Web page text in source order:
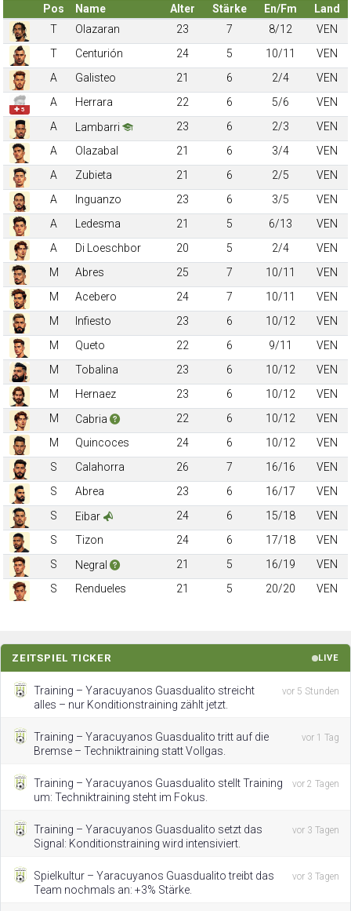
Pos Name Alter Stärke En/Fm
Land
T
Olazaran 23 7 8/12
VEN
T
Centurión 24 5 10/11
VEN
A
Galisteo 21 6 2/4 VEN
✚ 5
A Herrara 22 6 5/6
VEN
A
Lambarri 23 6 2/3
VEN
A
Olazabal 21 6 3/4
VEN
A
Zubieta 21 6 2/5
VEN
A
Inguanzo 23 6 3/5
VEN
A
Ledesma 21 5 6/13
VEN
A
Di Loeschbor 20 5 2/4
VEN
M
Abres 25 7 10/11
VEN
M
Acebero 24 7 10/11
VEN
M
Infiesto 23 6 10/12
VEN
M
Queto 22 6 9/11
VEN
M
Tobalina 23 6 10/12
VEN
M
Hernaez 23 6 10/12
VEN
M
Cabria 22 6 10/12
VEN
M
Quincoces 24 6 10/12
VEN
S
Calahorra 26 7 16/16
VEN
S
Abrea 23 6 16/17
VEN
S
Eibar 24 6 15/18
VEN
S
Tizon 24 6 17/18
VEN
S
Negral 21 5 16/19
VEN
S
Rendueles 21 5 20/20 VEN
ZEITSPIEL TICKER LIVE
Training – Yaracuyanos Guasdualito streicht
alles – nur Konditionstraining zählt jetzt.
vor 5 Stunden
Training – Yaracuyanos Guasdualito tritt auf die
Bremse – Techniktraining statt Vollgas.
vor 1 Tag
Training – Yaracuyanos Guasdualito stellt Training
um: Techniktraining steht im Fokus.
vor 2 Tagen
Training – Yaracuyanos Guasdualito setzt das
Signal: Konditionstraining wird intensiviert.
vor 3 Tagen
Spielkultur – Yaracuyanos Guasdualito treibt das
Team nochmals an: +3% Stärke.
vor 3 Tagen